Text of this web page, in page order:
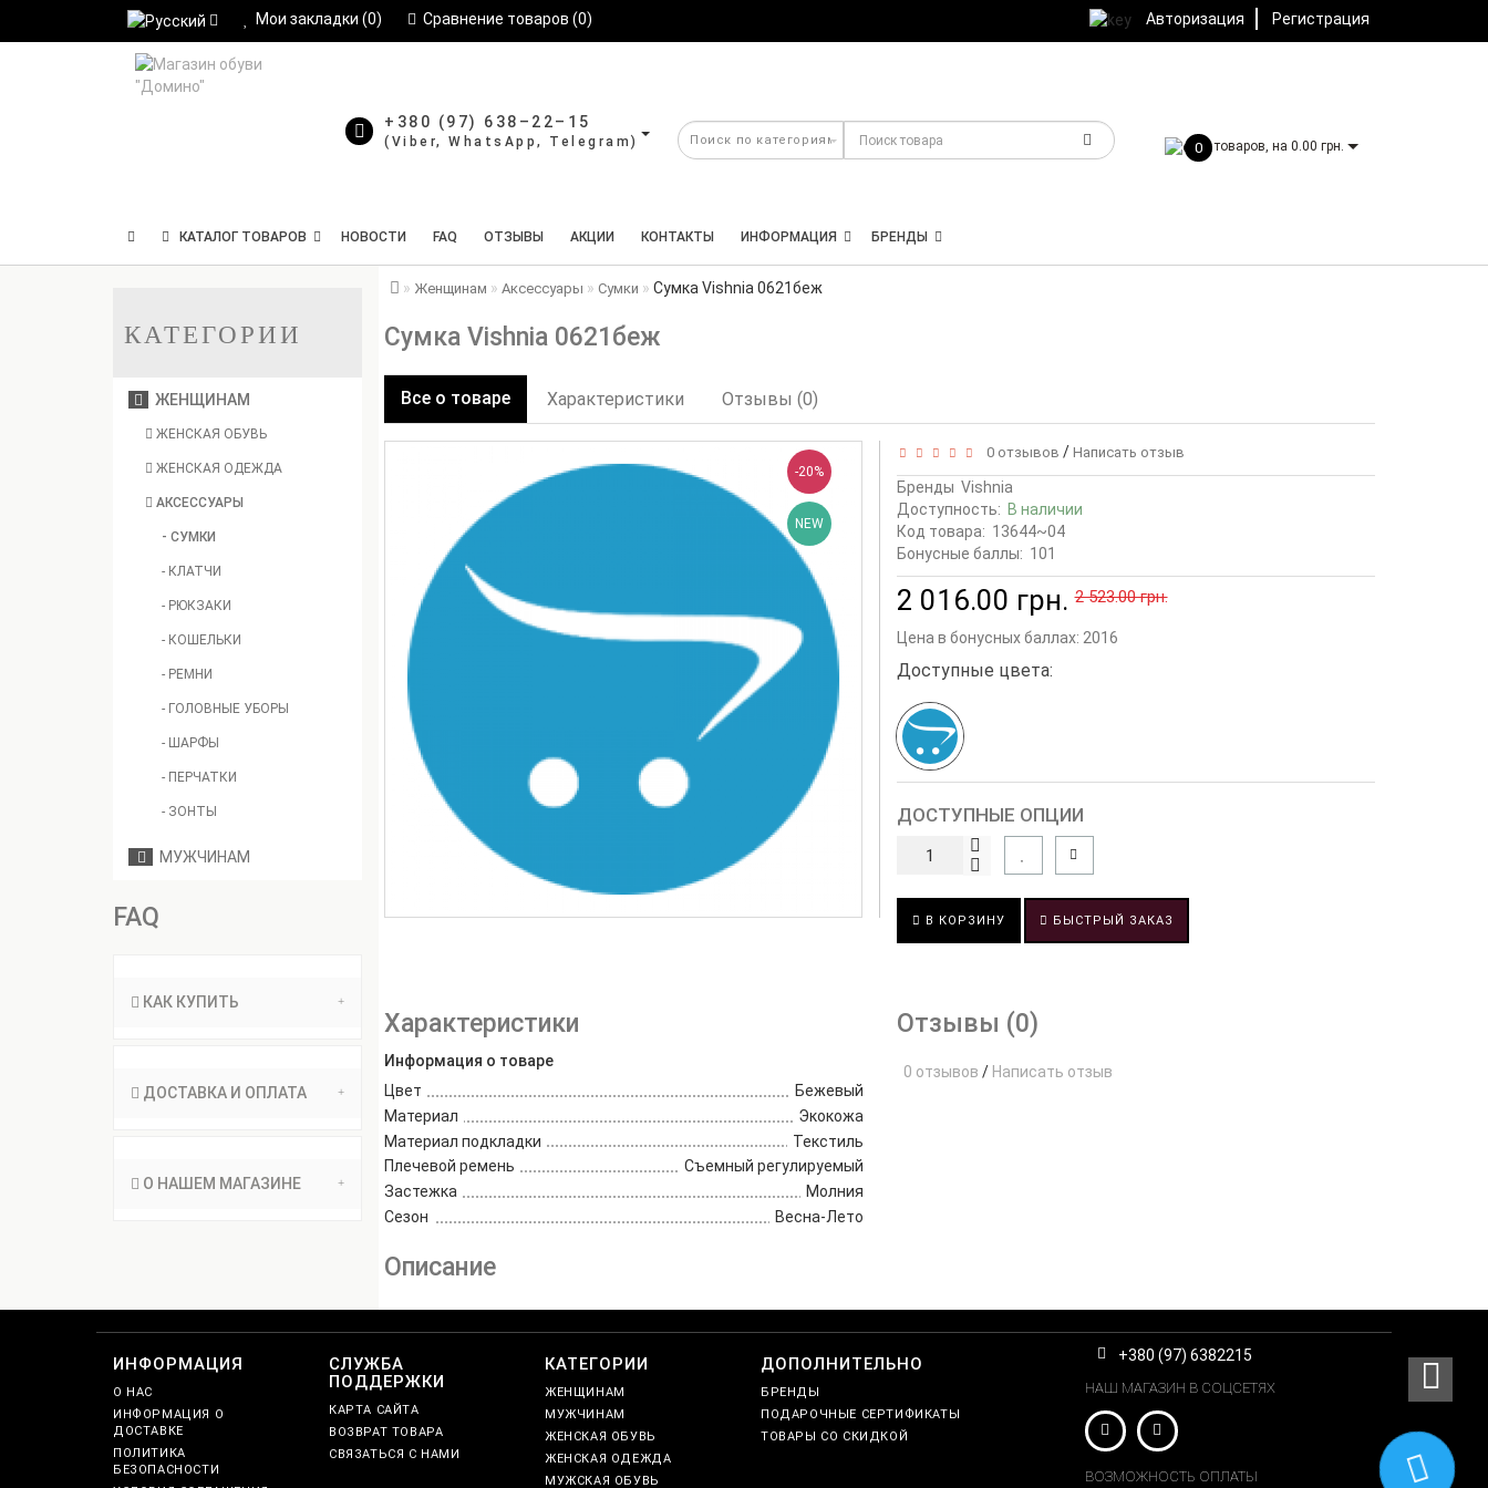
Мои закладки (0) Сравнение товаров (0) Авторизация Регистрация
+380 (97) 638–22–15
0 товаров, на 0.00 грн.
КАТАЛОГ ТОВАРОВ НОВОСТИ FAQ ОТЗЫВЫ АКЦИИ КОНТАКТЫ ИНФОРМАЦИЯ БРЕНДЫ
КАТЕГОРИИ
ЖЕНЩИНАМ
ЖЕНСКАЯ ОБУВЬ
ЖЕНСКАЯ ОДЕЖДА
АКСЕССУАРЫ
- СУМКИ
- КЛАТЧИ
- РЮКЗАКИ
- КОШЕЛЬКИ
- РЕМНИ
- ГОЛОВНЫЕ УБОРЫ
- ШАРФЫ
- ПЕРЧАТКИ
- ЗОНТЫ
МУЖЧИНАМ
FAQ
КАК КУПИТЬ
ДОСТАВКА И ОПЛАТА
О НАШЕМ МАГАЗИНЕ
Женщинам Аксессуары Сумки Сумка Vishnia 0621беж
Сумка Vishnia 0621беж
Все о товаре Характеристики Отзывы (0)
-20%
NEW
0 отзывов / Написать отзыв
Бренды Vishnia
Доступность: В наличии
Код товара: 13644~04
Бонусные баллы: 101
2 016.00 грн. 2 523.00 грн.
Цена в бонусных баллах: 2016
Доступные цвета:
ДОСТУПНЫЕ ОПЦИИ
В КОРЗИНУ БЫСТРЫЙ ЗАКАЗ
Характеристики
Информация о товаре
Цвет
Бежевый
Материал
Экокожа
Материал подкладки
Текстиль
Плечевой ремень
Съемный регулируемый
Застежка
Молния
Сезон
Весна-Лето
Отзывы (0)
0 отзывов / Написать отзыв
Описание
ИНФОРМАЦИЯ
О НАС
ИНФОРМАЦИЯ О
ДОСТАВКЕ
ПОЛИТИКА
БЕЗОПАСНОСТИ
СЛУЖБА
ПОДДЕРЖКИ
КАРТА САЙТА
ВОЗВРАТ ТОВАРА
СВЯЗАТЬСЯ С НАМИ
КАТЕГОРИИ
ЖЕНЩИНАМ
МУЖЧИНАМ
ЖЕНСКАЯ ОБУВЬ
ЖЕНСКАЯ ОДЕЖДА
МУЖСКАЯ ОБУВЬ
ДОПОЛНИТЕЛЬНО
БРЕНДЫ
ПОДАРОЧНЫЕ СЕРТИФИКАТЫ
ТОВАРЫ СО СКИДКОЙ
+380 (97) 6382215
НАШ МАГАЗИН В СОЦСЕТЯХ
ВОЗМОЖНОСТЬ ОПЛАТЫ